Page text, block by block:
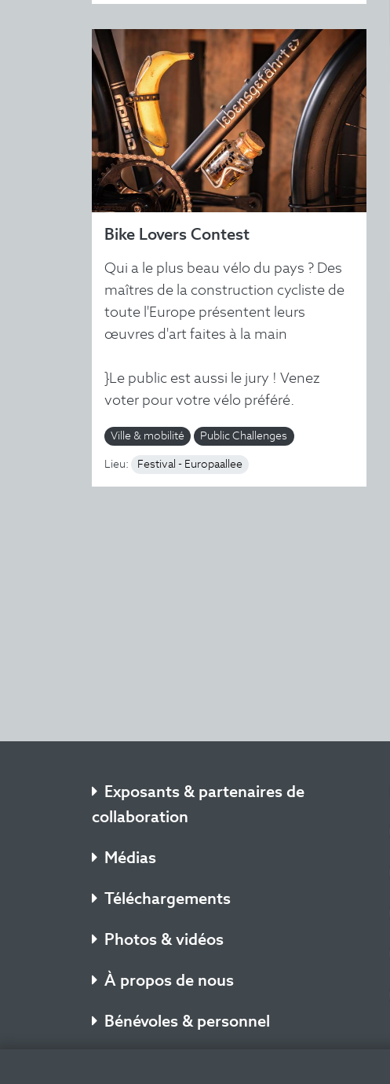
Bike Lovers Contest
Qui a le plus beau vélo du pays ? Des
maîtres de la construction cycliste de
toute l'Europe présentent leurs
œuvres d'art faites à la main
}Le public est aussi le jury ! Venez
voter pour votre vélo préféré.
Ville & mobilité Public Challenges
Lieu: Festival - Europaallee
Exposants & partenaires de
collaboration
Médias
Téléchargements
Photos & vidéos
À propos de nous
Bénévoles & personnel